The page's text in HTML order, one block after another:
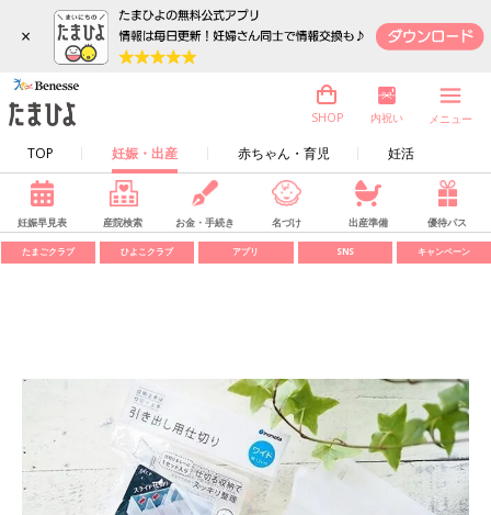
×
TOP 妊娠・出産 赤ちゃん・育児 妊活
SHOP 内祝い メニュー
妊娠早見表 産院検索 お金・手続き 名づけ 出産準備 優待パス
たまごクラブ ひよこクラブ アプリ SNS キャンペーン